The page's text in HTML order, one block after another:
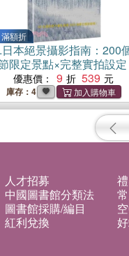
滿額折
日本絕景攝影指南：200
限定景點×完整實拍設定
優惠價： 9 539
庫存：4
人才招募
中國圖書館分類法
圖書館採購/編目
紅利兌換